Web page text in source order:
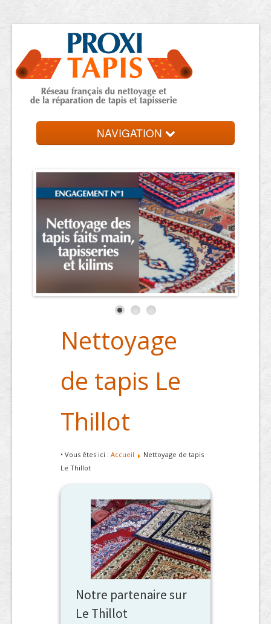
NAVIGATION
Nettoyage
de tapis Le
Thillot
• Vous êtes ici : Accueil
Nettoyage de tapis
Le Thillot
Notre partenaire sur
Le Thillot